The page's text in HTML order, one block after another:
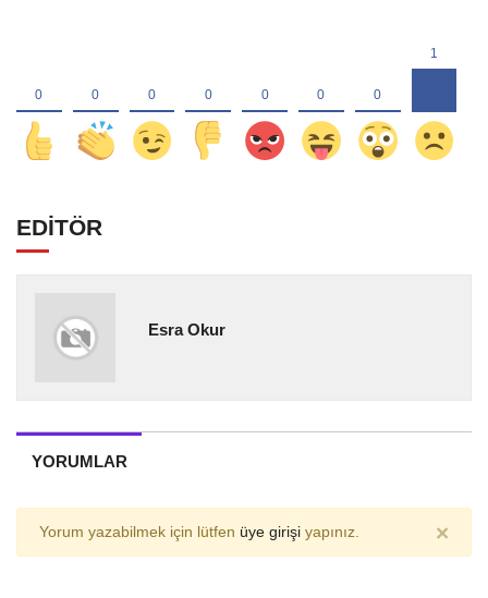
EDİTÖR
Esra Okur
YORUMLAR
Yorum yazabilmek için lütfen üye girişi yapınız. ×